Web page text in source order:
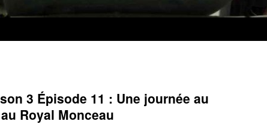
3 Épisode 11 : Une journée au
Royal Monceau